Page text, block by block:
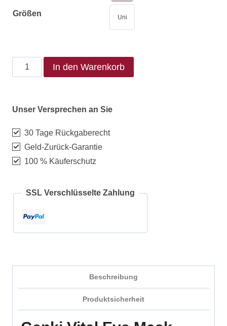
Größen Uni
In den Warenkorb
Unser Versprechen an Sie
30 Tage Rückgaberecht
Geld-Zurück-Garantie
100 % Käuferschutz
SSL Verschlüsselte Zahlung
Beschreibung
Produktsicherheit